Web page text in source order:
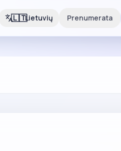
🇱🇹Lietuvių Prenumerata